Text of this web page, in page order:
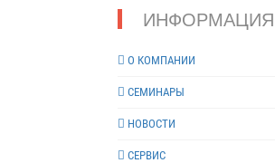
ИНФОРМАЦИЯ
О КОМПАНИИ
СЕМИНАРЫ
НОВОСТИ
СЕРВИС